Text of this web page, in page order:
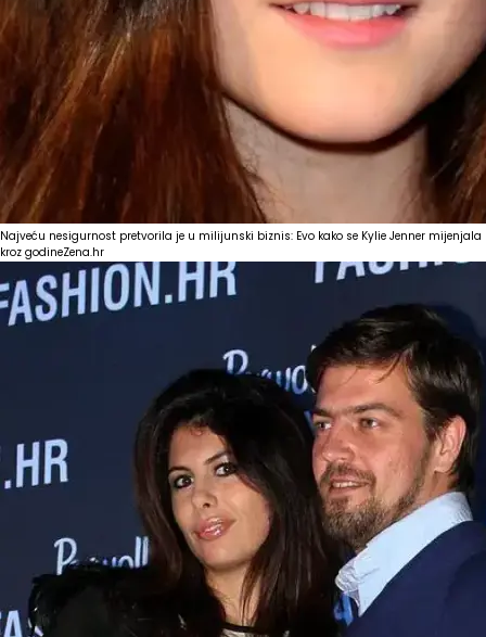
Najveću nesigurnost pretvorila je u milijunski biznis: Evo kako se Kylie Jenner mijenjala
kroz godineZena.hr